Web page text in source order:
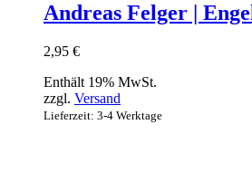
Andreas Felger |
2,95 €
Enthält 19% MwSt.
zzgl. Versand
Lieferzeit: 3-4 Werktage